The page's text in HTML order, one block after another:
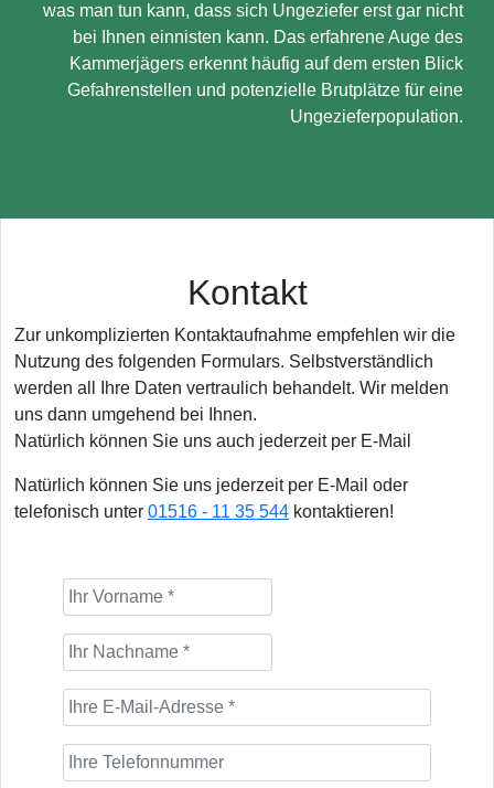
was man tun kann, dass sich Ungeziefer erst gar nicht
bei Ihnen einnisten kann. Das erfahrene Auge des
Kammerjägers erkennt häufig auf dem ersten Blick
Gefahrenstellen und potenzielle Brutplätze für eine
Ungezieferpopulation.
Kontakt
Zur unkomplizierten Kontaktaufnahme empfehlen wir die
Nutzung des folgenden Formulars. Selbstverständlich
werden all Ihre Daten vertraulich behandelt. Wir melden
uns dann umgehend bei Ihnen.
Natürlich können Sie uns auch jederzeit per E-Mail
Natürlich können Sie uns jederzeit per E-Mail oder
telefonisch unter 01516 - 11 35 544 kontaktieren!